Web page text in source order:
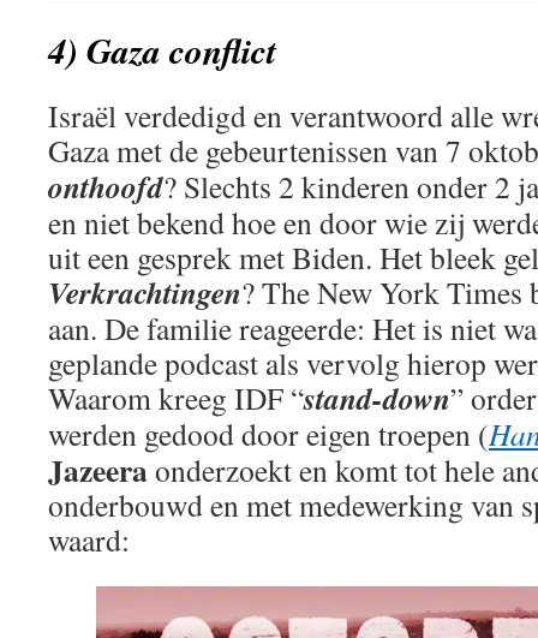
4) Gaza conflict
Israël verdedigd en verantwoord alle
Gaza met de gebeurtenissen van 7
onthoofd? Slechts 2 kinderen onder 2
en niet bekend hoe en door wie zij
uit een gesprek met Biden. Het bleek
Verkrachtingen? The New York Times
aan. De familie reageerde: Het is niet
geplande podcast als vervolg hierop
Waarom kreeg IDF “stand-down”
werden gedood door eigen troepen (
Jazeeraonderzoekt en komt tot hele
onderbouwd en met medewerking van
waard: